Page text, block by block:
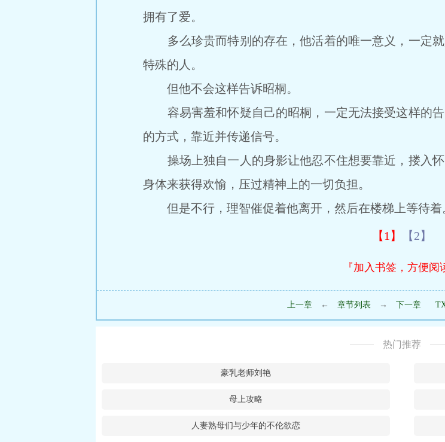
拥有了爱。
多么珍贵而特别的存在，他活着的唯一意义，一定就
特殊的人。
但他不会这样告诉昭桐。
容易害羞和怀疑自己的昭桐，一定无法接受这样的告
的方式，靠近并传递信号。
操场上独自一人的身影让他忍不住想要靠近，搂入怀
身体来获得欢愉，压过精神上的一切负担。
但是不行，理智催促着他离开，然后在楼梯上等待着
【1】 【2】
『加入书签，方便阅
上一章 ← 章节列表 → 下一章
热门推荐
豪乳老师刘艳
母上攻略
人妻熟母们与少年的不伦欲恋